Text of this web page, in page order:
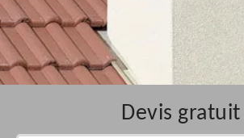
Devis gratuit